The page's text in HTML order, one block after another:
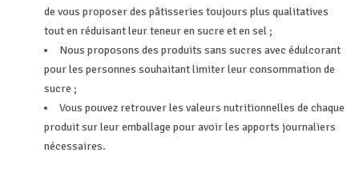
de vous proposer des pâtisseries toujours plus qualitatives
tout en réduisant leur teneur en sucre et en sel ;
Nous proposons des produits sans sucres avec édulcorant
pour les personnes souhaitant limiter leur consommation de
sucre ;
Vous pouvez retrouver les valeurs nutritionnelles de chaque
produit sur leur emballage pour avoir les apports journaliers
nécessaires.